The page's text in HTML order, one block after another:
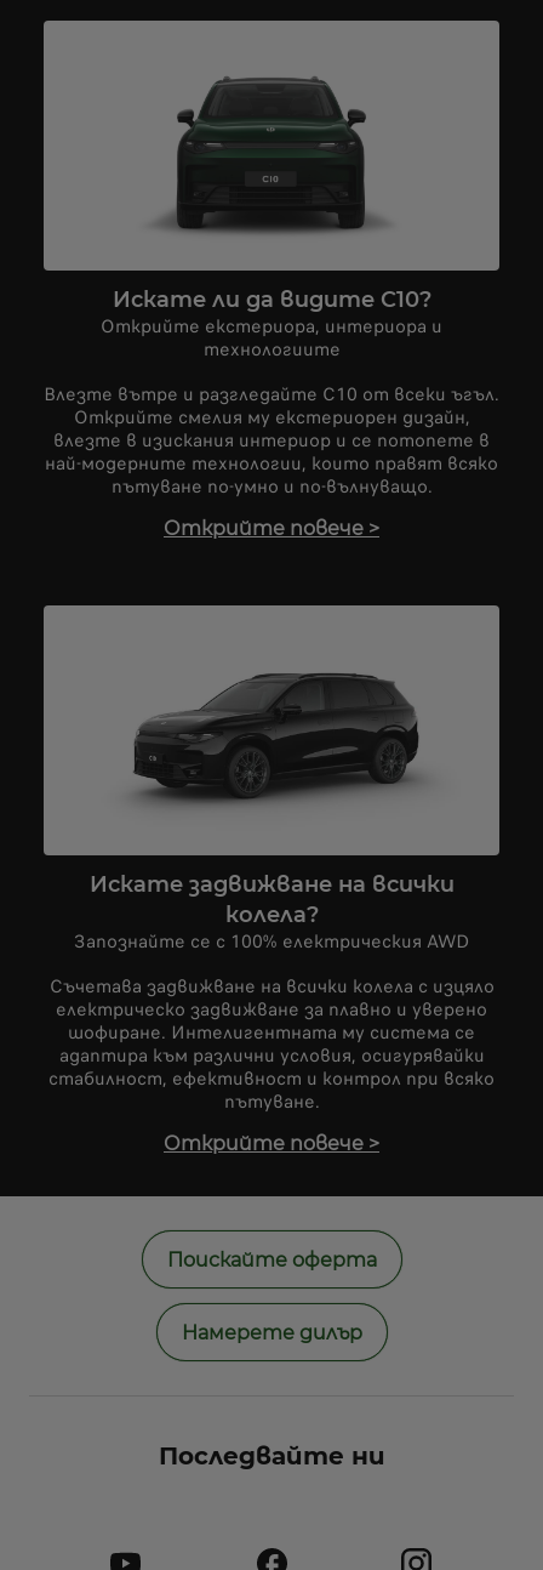
Искате ли да видите C10?
Открийте екстериора, интериора и
технологиите
Влезте вътре и разгледайте C10 от всеки ъгъл.
Открийте смелия му екстериорен дизайн,
влезте в изискания интериор и се потопете в
най-модерните технологии, които правят всяко
пътуване по-умно и по-вълнуващо.
Открийте повече >
Искате задвижване на всички
колела?
Запознайте се с 100% електрическия AWD
Съчетава задвижване на всички колела с изцяло
електрическо задвижване за плавно и уверено
шофиране. Интелигентната му система се
адаптира към различни условия, осигурявайки
стабилност, ефективност и контрол при всяко
пътуване.
Открийте повече >
Поискайте оферта
Намерете дилър
Последвайте ни